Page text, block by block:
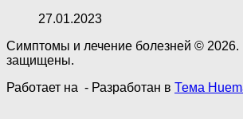
27.01.2023
Симптомы и лечение болезней © 2026.
защищены.
Работает на - Разработан в Тема